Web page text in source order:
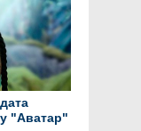
"Аватар"